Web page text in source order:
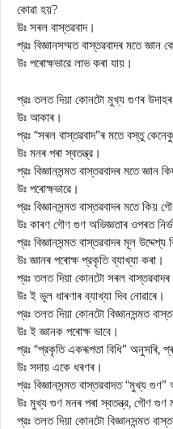
কোৱা হয়?
উঃ সৰল বাস্তৱবাদ।
প্রঃ বিজ্ঞানসম্মত বাস্তৱবাদৰ মতে জ্ঞান
উঃ পৰোক্ষভাৱে লাভ কৰা যায়।
প্রঃ তলত দিয়া কোনটো মুখ্য গুণৰ
উঃ আকাৰ।
প্রঃ “সৰল বাস্তৱবাদ”ৰ মতে বস্তু
উঃ মনৰ পৰা স্বতন্ত্র।
প্রঃ বিজ্ঞানসন্মত বাস্তৱবাদৰ মতে জ্ঞান
উঃ পৰোক্ষভাৱে।
প্রঃ বিজ্ঞানসন্মত বাস্তৱবাদৰ মতে কিয়
উঃ কাৰণ গৌণ গুণ অভিজ্ঞতাৰ ওপৰত
প্রঃ বিজ্ঞানসন্মত বাস্তৱবাদৰ মূল উদ্দেশ্য
উঃ জ্ঞানৰ পৰোক্ষ প্রকৃতি ব্যাখ্যা কৰা।
প্রঃ তলত দিয়া কোনটো সৰল
উঃ ই ভুল ধাৰণাৰ ব্যাখ্যা দিব নোৱাৰে।
প্রঃ তলত দিয়া কোনটো বিজ্ঞানসন্মত
উঃ ই জ্ঞানক পৰোক্ষ ভাবে।
প্রঃ “প্রকৃতি একৰূপতা বিধি” অনুসৰি,
উঃ সদায় একে ধৰণৰ।
প্রঃ বিজ্ঞানসন্মত বাস্তৱবাদত “মুখ্য
উঃ মুখ্য গুণ মনৰ পৰা স্বতন্ত্র, গৌণ গুণ
প্রঃ তলত দিয়া কোনটো বিজ্ঞানসন্মত